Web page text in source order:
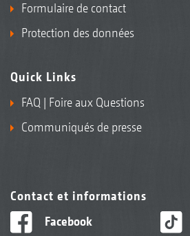
Formulaire de contact
Protection des données
Quick Links
FAQ | Foire aux Questions
Communiqués de presse
Contact et informations
Facebook